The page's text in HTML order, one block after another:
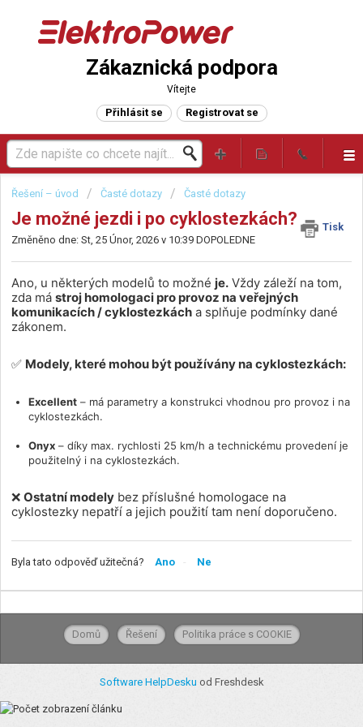
Zákaznická podpora
Vítejte
Přihlásit se Registrovat se
Řešení – úvod Časté dotazy Časté dotazy
Je možné jezdi i po cyklostezkách?
Tisk
Změněno dne: St, 25 Únor, 2026 v 10:39 DOPOLEDNE
Ano, u některých modelů to možné je. Vždy záleží na tom,
zda má stroj homologaci pro provoz na veřejných
komunikacích / cyklostezkách a splňuje podmínky dané
zákonem.
✅ Modely, které mohou být používány na cyklostezkách:
Excellent – má parametry a konstrukci vhodnou pro provoz i na
cyklostezkách.
Onyx – díky max. rychlosti 25 km/h a technickému provedení je
použitelný i na cyklostezkách.
❌ Ostatní modely bez příslušné homologace na
cyklostezky nepatří a jejich použití tam není doporučeno.
Byla tato odpověď užitečná? Ano Ne
Domů Řešení Politika práce s COOKIE
Software HelpDesku od Freshdesk